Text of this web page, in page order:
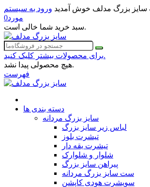
سایز بزرگ مدلف خوش آمدید ورود به سیستم
0مورد
سبد خرید شما خالی است.
برای محصولات بیشتر کلیک کنید.
هیچ محصولی پیدا نشد.
فهرست
دسته بندی ها
سایز بزرگ مردانه
لباس زیر سایز بزرگ
تیشرت بلوز
تیشرت یقه دار
شلوار و شلوارک
پیراهن سایز بزرگ
ست سایز بزرگ مردانه
سویشرت هودی کاپشن